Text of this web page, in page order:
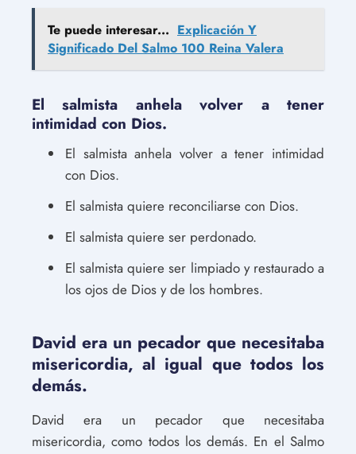
Te puede interesar... Explicación Y
Significado Del Salmo 100 Reina Valera
El salmista anhela volver a tener
intimidad con Dios.
El salmista anhela volver a tener intimidad
con Dios.
El salmista quiere reconciliarse con Dios.
El salmista quiere ser perdonado.
El salmista quiere ser limpiado y restaurado a
los ojos de Dios y de los hombres.
David era un pecador que necesitaba
misericordia, al igual que todos los
demás.
David era un pecador que necesitaba
misericordia, como todos los demás. En el Salmo